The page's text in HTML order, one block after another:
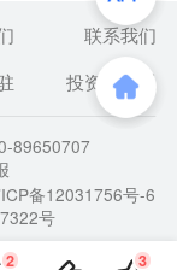
2 3
联系我们
投资者关系
89650707
备12031756号-6
号